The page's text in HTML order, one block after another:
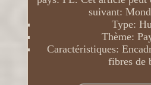
suivant:
Type:
Thème:
Caractéristiques:
fibres de